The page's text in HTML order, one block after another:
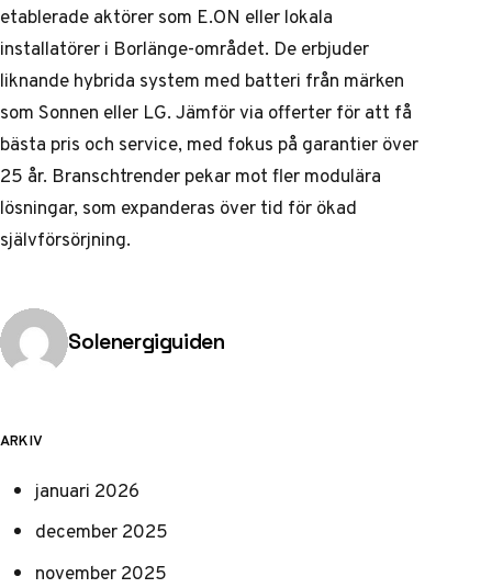
etablerade aktörer som E.ON eller lokala
installatörer i Borlänge-området. De erbjuder
liknande hybrida system med batteri från märken
som Sonnen eller LG. Jämför via offerter för att få
bästa pris och service, med fokus på garantier över
25 år. Branschtrender pekar mot fler modulära
lösningar, som expanderas över tid för ökad
självförsörjning.
Publicerad av
Solenergiguiden
ARKIV
januari 2026
december 2025
november 2025